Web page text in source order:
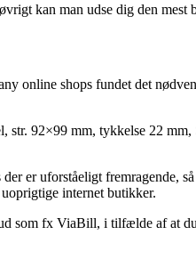
kan man udse dig den
online shops fundet det
92×99 mm, tykkelse 22
er uforståeligt fremragende,
internet butikker.
som fx ViaBill, i tilfælde af at